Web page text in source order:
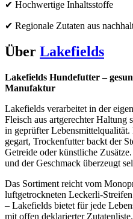
✔ Hochwertige Inhaltsstoffe
✔ Regionale Zutaten aus
Über Lakefields
Lakefields Hundefutter –
Manufaktur
Lakefields verarbeitet in der
Fleisch aus artgerechter Haltung
in geprüfter Lebensmittelqualität.
gegart, Trockenfutter backt der
Getreide oder künstliche
und der Geschmack überzeugt
Das Sortiment reicht vom
luftgetrockneten Leckerli-
– Lakefields bietet für jede
mit offen deklarierter Zutatenliste.